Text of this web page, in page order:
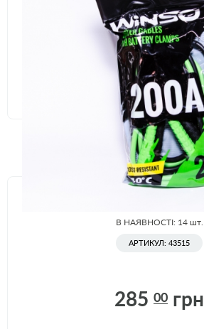
В НАЯВНОСТІ: 14 шт.
АРТИКУЛ: 43515
285 00 грн